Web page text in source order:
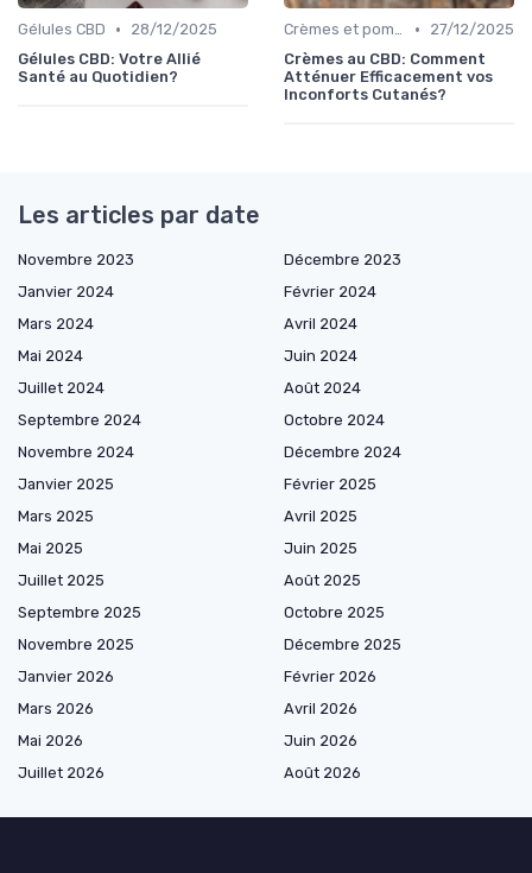
Gélules CBD •
28/12/2025
Gélules CBD: Votre Allié
Santé au Quotidien?
Crèmes et pommades •
27/12/2025
Crèmes au CBD: Comment
Atténuer Efficacement vos
Inconforts Cutanés?
Les articles par date
Novembre 2023
Décembre 2023
Janvier 2024
Février 2024
Mars 2024
Avril 2024
Mai 2024
Juin 2024
Juillet 2024
Août 2024
Septembre 2024
Octobre 2024
Novembre 2024
Décembre 2024
Janvier 2025
Février 2025
Mars 2025
Avril 2025
Mai 2025
Juin 2025
Juillet 2025
Août 2025
Septembre 2025
Octobre 2025
Novembre 2025
Décembre 2025
Janvier 2026
Février 2026
Mars 2026
Avril 2026
Mai 2026
Juin 2026
Juillet 2026
Août 2026